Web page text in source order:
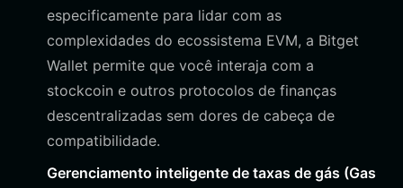
especificamente para lidar com as
complexidades do ecossistema EVM, a Bitget
Wallet permite que você interaja com a
stockcoin e outros protocolos de finanças
descentralizadas sem dores de cabeça de
compatibilidade.
Gerenciamento inteligente de taxas de gás (Gas